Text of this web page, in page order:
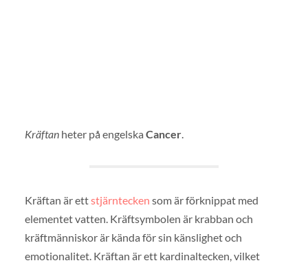
Kräftanheter på engelska Cancer.
Kräftan är ettstjärntecken som är förknippat med
elementet vatten. Kräftsymbolen är krabban och
kräftmänniskor är kända för sin känslighet och
emotionalitet. Kräftan är ett kardinaltecken, vilket